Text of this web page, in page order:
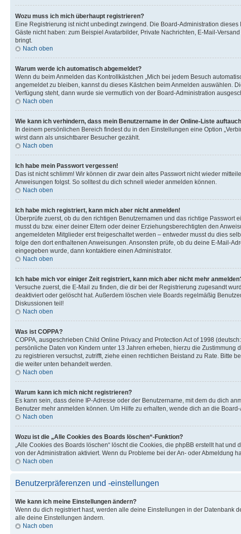
Wozu muss ich mich überhaupt registrieren?
Eine Registrierung ist nicht unbedingt zwingend. Die Board-Administration
Gäste nicht haben: zum Beispiel Avatarbilder, Private Nachrichten, E-Mail-
bringt.
Nach oben
Warum werde ich automatisch abgemeldet?
Wenn du beim Anmelden das Kontrollkästchen „Mich bei jedem Besuch
angemeldet zu bleiben, kannst du dieses Kästchen beim Anmelden auswählen.
Verfügung steht, dann wurde sie vermutlich von der Board-Administration
Nach oben
Wie kann ich verhindern, dass mein Benutzername in der Online-Liste
In deinem persönlichen Bereich findest du in den Einstellungen eine Option
wirst dann als unsichtbarer Besucher gezählt.
Nach oben
Ich habe mein Passwort vergessen!
Das ist nicht schlimm! Wir können dir zwar dein altes Passwort nicht wieder
Anweisungen folgst. So solltest du dich schnell wieder anmelden können.
Nach oben
Ich habe mich registriert, kann mich aber nicht anmelden!
Überprüfe zuerst, ob du den richtigen Benutzernamen und das richtige
musst du bzw. einer deiner Eltern oder deiner Erziehungsberechtigten den
angemeldeten Mitglieder erst freigeschaltet werden – entweder musst du dies
folge den dort enthaltenen Anweisungen. Ansonsten prüfe, ob du deine E-Mail-
eingegeben wurde, dann kontaktiere einen Administrator.
Nach oben
Ich habe mich vor einiger Zeit registriert, kann mich aber nicht mehr
Versuche zuerst, die E-Mail zu finden, die dir bei der Registrierung zugesandt
deaktiviert oder gelöscht hat. Außerdem löschen viele Boards regelmäßig
Diskussionen teil!
Nach oben
Was ist COPPA?
COPPA, ausgeschrieben Child Online Privacy and Protection Act of 1998
persönliche Daten von Kindern unter 13 Jahren erheben, hierzu die
zu registrieren versuchst, zutrifft, ziehe einen rechtlichen Beistand zu Rate. Bitte
die weiter unten behandelt werden.
Nach oben
Warum kann ich mich nicht registrieren?
Es kann sein, dass deine IP-Adresse oder der Benutzername, mit dem du dich
Benutzer mehr anmelden können. Um Hilfe zu erhalten, wende dich an die Board-
Nach oben
Wozu ist die „Alle Cookies des Boards löschen“-Funktion?
„Alle Cookies des Boards löschen“ löscht die Cookies, die phpBB erstellt hat
von der Administration aktiviert. Wenn du Probleme bei der An- oder Abmeldung
Nach oben
Benutzerpräferenzen und -einstellungen
Wie kann ich meine Einstellungen ändern?
Wenn du dich registriert hast, werden alle deine Einstellungen in der Datenbank
alle deine Einstellungen ändern.
Nach oben